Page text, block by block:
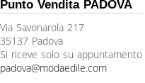
Punto Vendita PADOVA
Via Savonarola 217
35137 Padova
Si riceve solo su appuntamento
padova@modaedile.com